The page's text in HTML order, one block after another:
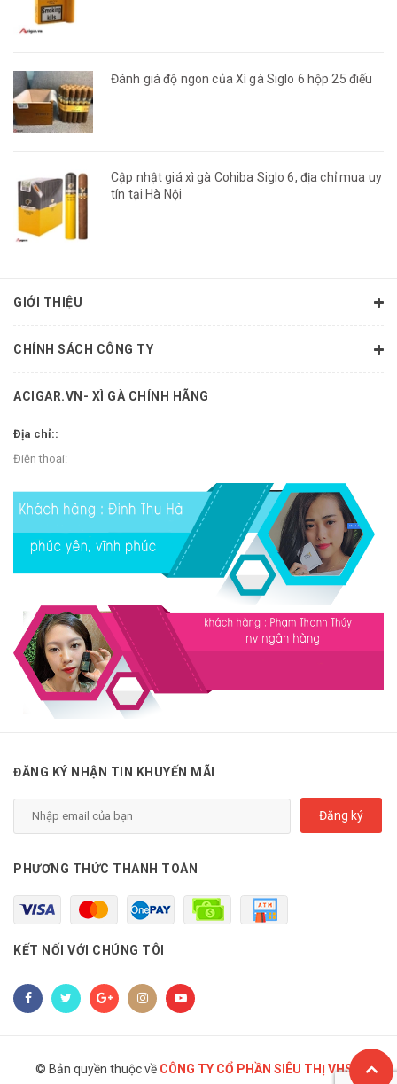
Đánh giá độ ngon của Xì gà Siglo 6 hộp 25 điếu
Cập nhật giá xì gà Cohiba Siglo 6, địa chỉ mua uy
tín tại Hà Nội
GIỚI THIỆU
CHÍNH SÁCH CÔNG TY
ACIGAR.VN- XÌ GÀ CHÍNH HÃNG
Địa chỉ::
Điện thoại:
ĐĂNG KÝ NHẬN TIN KHUYẾN MÃI
Đăng ký
PHƯƠNG THỨC THANH TOÁN
KẾT NỐI VỚI CHÚNG TÔI
© Bản quyền thuộc về CÔNG TY CỔ PHẦN SIÊU THỊ VHSC